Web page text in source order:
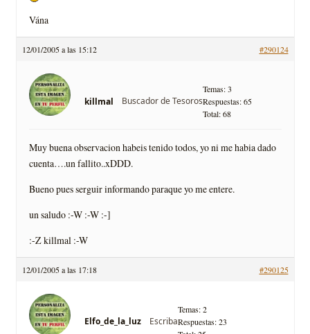
Vána
12/01/2005 a las 15:12 #290124
killmal Buscador de Tesoros
Temas: 3
Respuestas: 65
Total: 68
Muy buena observacion habeis tenido todos, yo ni me habia dado
cuenta….un fallito..xDDD.
Bueno pues serguir informando paraque yo me entere.
un saludo :-W :-W :-]
:-Z killmal :-W
12/01/2005 a las 17:18 #290125
Elfo_de_la_luz Escriba
Temas: 2
Respuestas: 23